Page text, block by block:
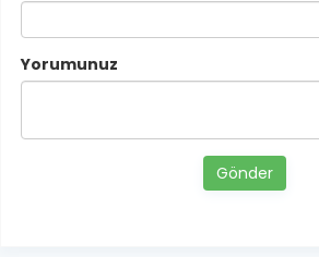
Yorumunuz
Gönder